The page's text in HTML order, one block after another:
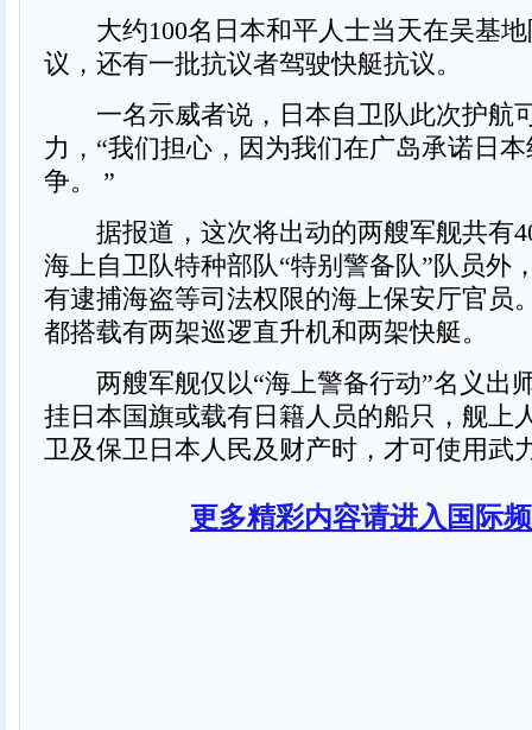
大约100名日本和平人士当天在吴基地
议，还有一批抗议者驾驶快艇抗议。
一名示威者说，日本自卫队此次护航
力，“我们担心，因为我们在广岛承诺日
争。 ”
据报道，这次将出动的两艘军舰共有
海上自卫队特种部队“特别警备队”队员外
有逮捕海盗等司法权限的海上保安厅官员
都搭载有两架巡逻直升机和两架快艇。
两艘军舰仅以“海上警备行动”名义出
挂日本国旗或载有日籍人员的船只，舰上
卫及保卫日本人民及财产时，才可使用武
更多精彩内容请进入国际